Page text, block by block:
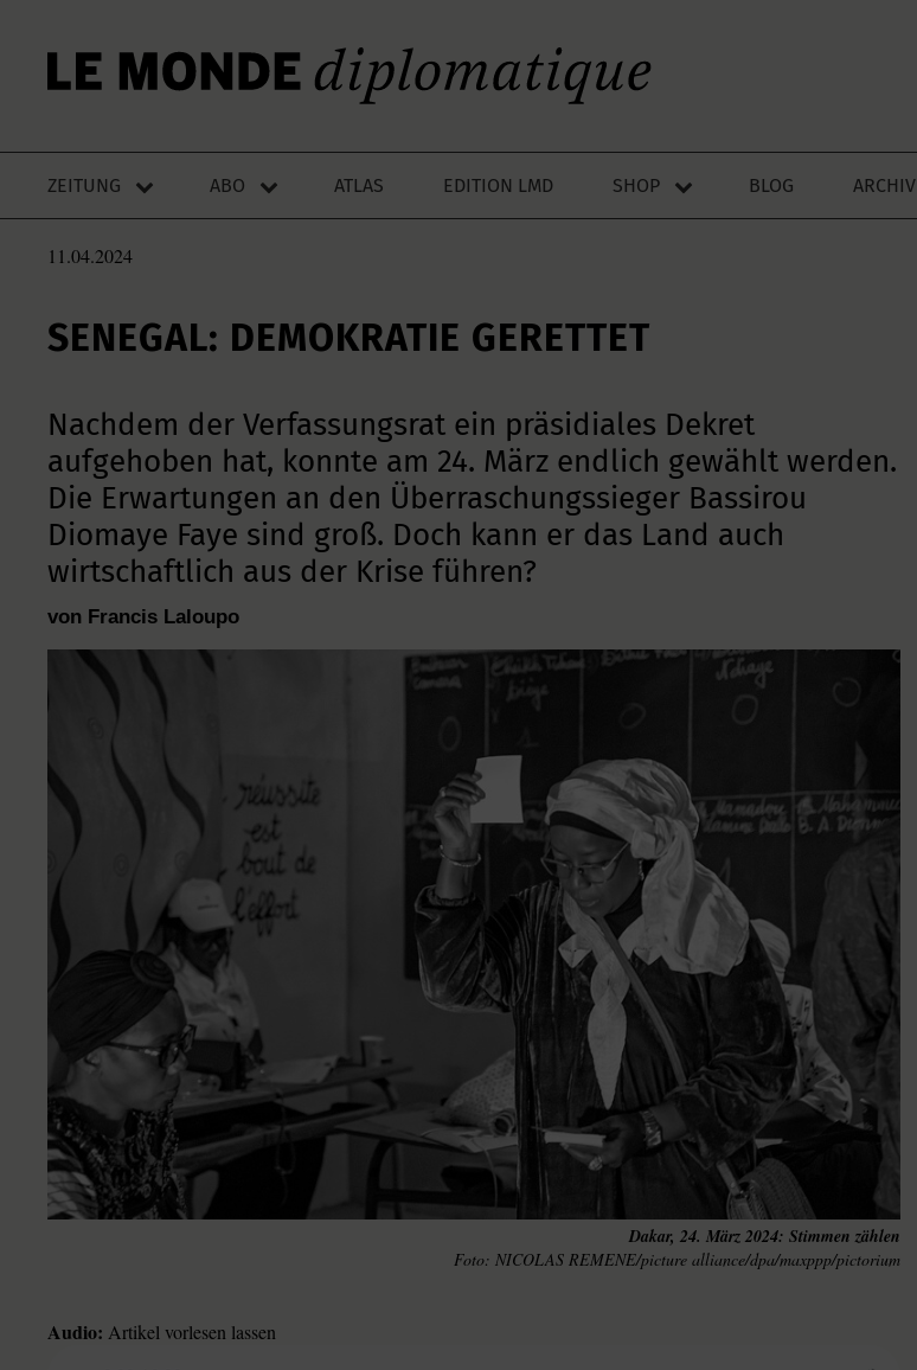
ZEITUNG ABO ATLAS EDITION LMD SHOP BLOG ARCHIV
11.04.2024
SENEGAL: DEMOKRATIE GERETTET
Nachdem der Verfassungsrat ein präsidiales Dekret
aufgehoben hat, konnte am 24. März endlich gewählt werden.
Die Erwartungen an den Überraschungs­sieger Bassirou
Diomaye Faye sind groß. Doch kann er das Land auch
wirtschaftlich aus der Krise führen?
von Francis Laloupo
Dakar, 24. März 2024: Stimmen zählen
NICOLAS REMENE/picture alliance/dpa/maxppp/pictorium
Audio: Artikel vorlesen lassen